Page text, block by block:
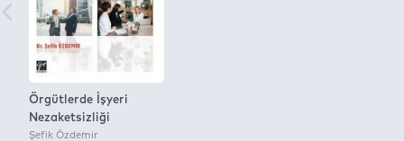
Örgütlerde İşyeri
Nezaketsizliği
Şefik Özdemir